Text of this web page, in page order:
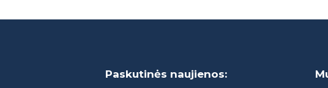
Paskutinės naujienos: